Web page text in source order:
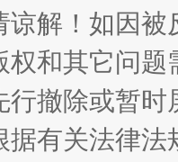
谅解！如因
权和其它问题
行撤除或暂
据有关法律